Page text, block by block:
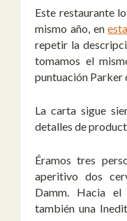
Este restaurante
mismo año, en
repetir la
tomamos el
puntuación Parker
La carta sigue
detalles de
Éramos tres
aperitivo dos
Damm. Hacia
también una